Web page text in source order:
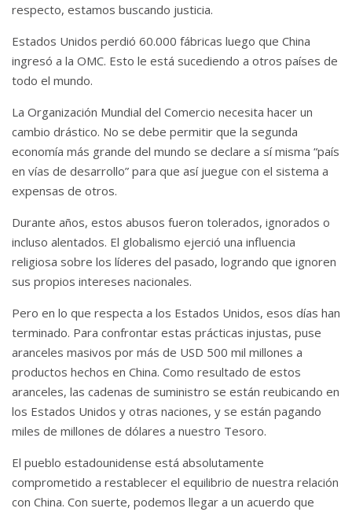
respecto, estamos buscando justicia.
Estados Unidos perdió 60.000 fábricas luego que China
ingresó a la OMC. Esto le está sucediendo a otros países de
todo el mundo.
La Organización Mundial del Comercio necesita hacer un
cambio drástico. No se debe permitir que la segunda
economía más grande del mundo se declare a sí misma “país
en vías de desarrollo” para que así juegue con el sistema a
expensas de otros.
Durante años, estos abusos fueron tolerados, ignorados o
incluso alentados. El globalismo ejerció una influencia
religiosa sobre los líderes del pasado, logrando que ignoren
sus propios intereses nacionales.
Pero en lo que respecta a los Estados Unidos, esos días han
terminado. Para confrontar estas prácticas injustas, puse
aranceles masivos por más de USD 500 mil millones a
productos hechos en China. Como resultado de estos
aranceles, las cadenas de suministro se están reubicando en
los Estados Unidos y otras naciones, y se están pagando
miles de millones de dólares a nuestro Tesoro.
El pueblo estadounidense está absolutamente
comprometido a restablecer el equilibrio de nuestra relación
con China. Con suerte, podemos llegar a un acuerdo que